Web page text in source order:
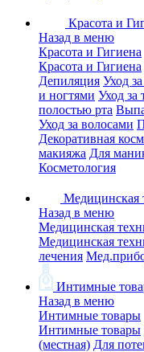
Красота и
Назад в меню
Красота и Гигиена
Красота и Гигиена
Депиляция Уход
и ногтями Уход за
полостью рта
Уход за волосами
Декоративная
макияжа Для
Косметология
Медицинская
Назад в меню
Медицинская
Медицинская
лечения
Интимные
Назад в меню
Интимные товары
Интимные товары
(местная) Для